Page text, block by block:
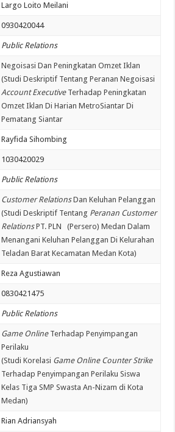
Largo Loito Meilani
0930420044
Public Relations
Negoisasi Dan Peningkatan Omzet Iklan
(Studi Deskriptif Tentang Peranan Negoisasi
Account ExecutiveTerhadap Peningkatan
Omzet Iklan Di Harian MetroSiantar Di
Pematang Siantar
Rayfida Sihombing
1030420029
Public Relations
Customer RelationsDan Keluhan Pelanggan
(Studi Deskriptif Tentang Peranan Customer
RelationsPT. PLN (Persero) Medan Dalam
Menangani Keluhan Pelanggan Di Kelurahan
Teladan Barat Kecamatan Medan Kota)
Reza Agustiawan
0830421475
Public Relations
Game OnlineTerhadap Penyimpangan
Perilaku
(Studi Korelasi Game Online Counter Strike
Terhadap Penyimpangan Perilaku Siswa
Kelas Tiga SMP Swasta An-Nizam di Kota
Medan)
Rian Adriansyah